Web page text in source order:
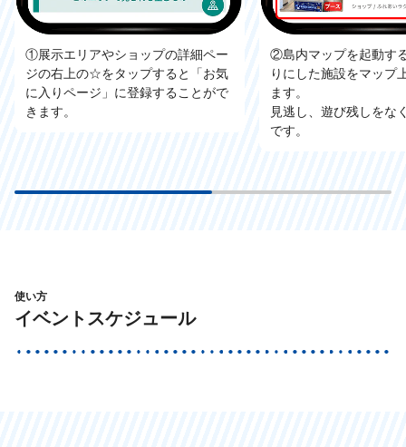
①展示エリアやショップの詳細ペー
ジの右上の☆をタップすると「お気
に入りページ」に登録することがで
きます。
②島内マップを起動す
りにした施設をマップ
ます。
見逃し、遊び残しをな
です。
使い方
イベントスケジュール